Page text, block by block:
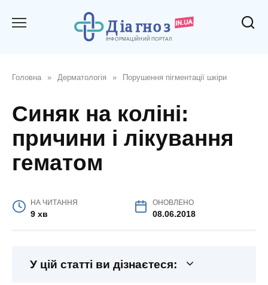
Головна » Дерматологія » Порушення пігментації шкіри
Синяк на коліні:
причини і лікування
гематом
НА ЧИТАННЯ
9 хв
ОНОВЛЕНО
08.06.2018
У цій статті ви дізнаєтеся: